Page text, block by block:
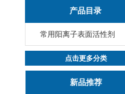
产品目录
常用阳离子表面活性剂
点击更多分类
新品推荐